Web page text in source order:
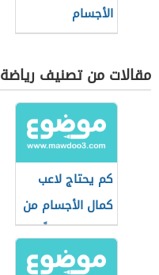
الأجسام
مقالات من تصنيف رياضة
كم يحتاج لاعب
كمال الأجسام من
البروتين يومياً